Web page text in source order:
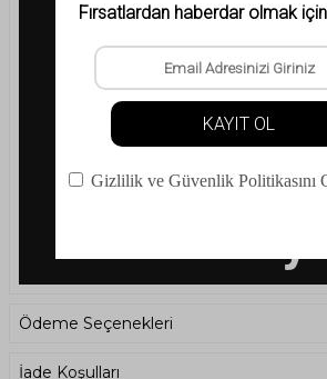
Ödeme Seçenekleri
İade Koşulları